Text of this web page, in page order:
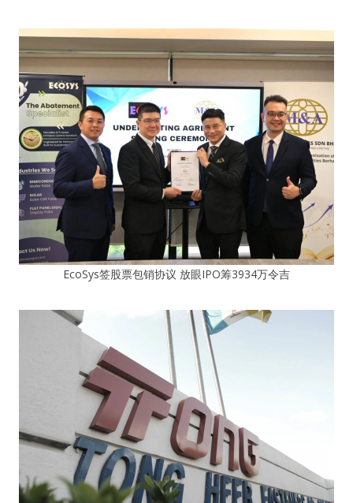
EcoSys签股票包销协议 放眼IPO筹3934万令吉